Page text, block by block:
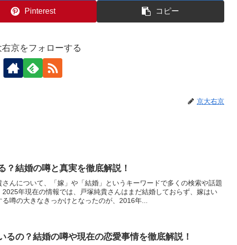
Pinterest コピー
京をフォローする
京大右京
？結婚の噂と真実を徹底解説！
んについて、「嫁」や「結婚」というキーワードで多くの検索や話題
年現在の情報では、戸塚純貴さんはまだ結婚しておらず、嫁はい
噂の大きなきっかけとなったのが、2016年...
るの？結婚の噂や現在の恋愛事情を徹底解説！